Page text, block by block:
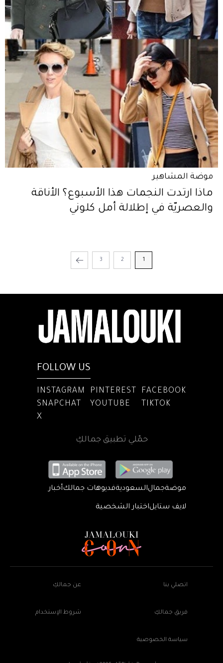
موضة المشاهير
ماذا ارتدت النجمات هذا الأسبوع؟ الأناقة
والعصريّة في إطلالة أمل كلوني
1
2
3
FOLLOW US
INSTAGRAM PINTEREST
FACEBOOK
SNAPCHAT
YOUTUBE
TIKTOK
X
حمّلي تطبيق جمالكِ
موضةجمالالسعوديةفديوهات جمالكأخبار
لايف ستايلاختبار الشخصية
اتصلي بنا عن جمالكِ
فريق جمالكِ شروط الإستخدام
سياسة الخصوصية